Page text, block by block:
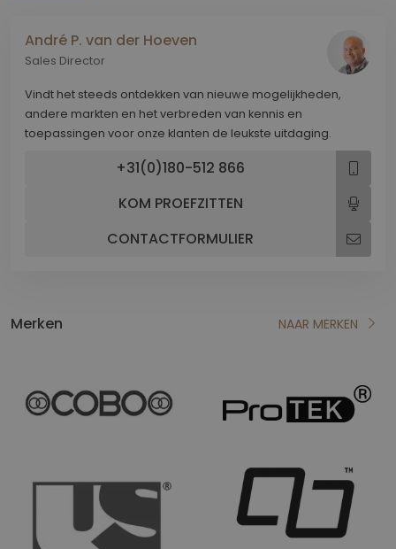
André P. van der Hoeven
Sales Director
Vindt het steeds ontdekken van nieuwe mogelijkheden,
andere markten en het verbreden van kennis en
toepassingen voor onze klanten de leukste uitdaging.
+31(0)180-512 866
KOM PROEFZITTEN
CONTACTFORMULIER
Merken NAAR MERKEN